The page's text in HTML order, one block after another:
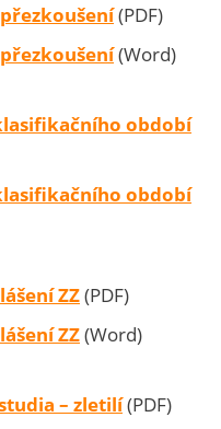
(PDF)
(Word)
období
období
ZZ(PDF)
ZZ(Word)
– zletilí(PDF)